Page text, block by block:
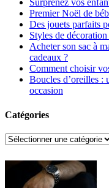
Surprenez vos
Premier Noël de
Des jouets parfaits
Styles de
Acheter son sac à
cadeaux ?
Comment choisir
Boucles d’oreilles :
occasion
Catégories
Catégories